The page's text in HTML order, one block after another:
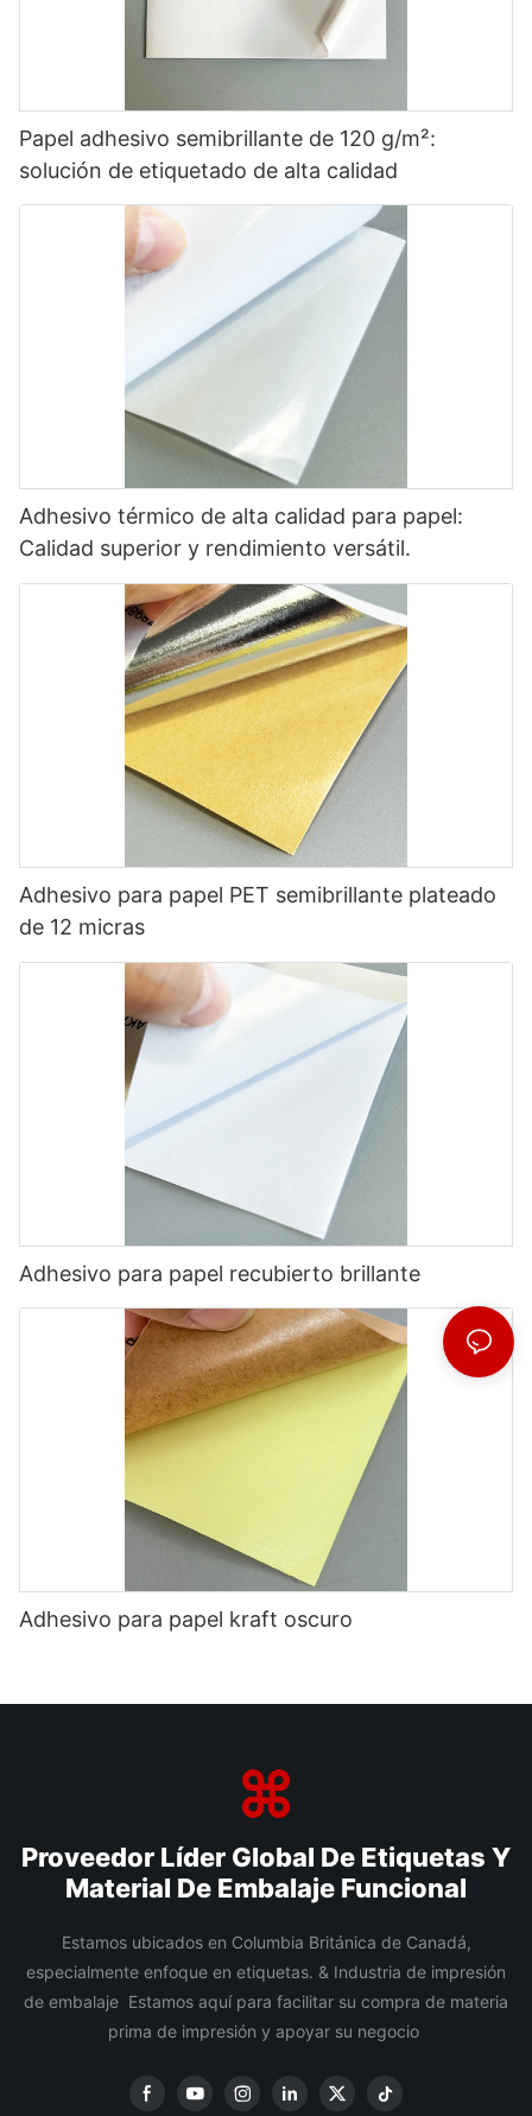
Papel adhesivo semibrillante de 120 g/m²:
solución de etiquetado de alta calidad
Adhesivo térmico de alta calidad para papel:
Calidad superior y rendimiento versátil.
Adhesivo para papel PET semibrillante plateado
de 12 micras
Adhesivo para papel recubierto brillante
Adhesivo para papel kraft oscuro
Proveedor Líder Global De Etiquetas Y
Material De Embalaje Funcional
Estamos ubicados en Columbia Británica de Canadá,
especialmente enfoque en etiquetas. & Industria de impresión
de embalaje Estamos aquí para facilitar su compra de materia
prima de impresión y apoyar su negocio